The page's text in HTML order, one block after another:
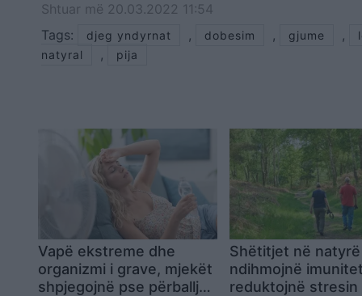
Shtuar më 20.03.2022 11:54
Tags:
djeg yndyrnat , dobesim , gjume ,
natyral
, pija
Vapë ekstreme dhe
organizmi i grave, mjekët
shpjegojnë pse përballja
Shëtitjet në natyrë
ndihmojnë
reduktojnë stresin